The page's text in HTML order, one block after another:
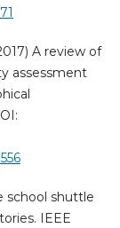
A review of
assessment
school shuttle
IEEE